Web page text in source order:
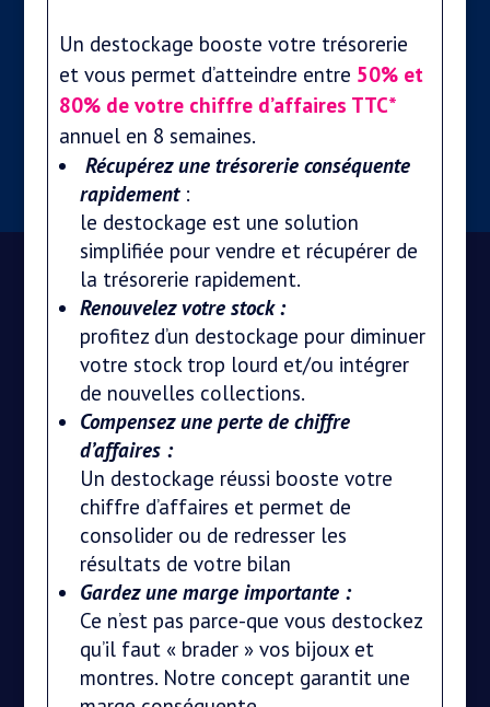
Un destockage booste votre trésorerie
et vous permet d’atteindre entre 50% et
80% de votre chiffre d’affaires TTC*
annuel en 8 semaines.
Récupérez une trésorerie conséquente
rapidement:
le destockage est une solution
simplifiée pour vendre et récupérer de
la trésorerie rapidement.
Renouvelez votre stock :
profitez d’un destockage pour diminuer
votre stock trop lourd et/ou intégrer
de nouvelles collections.
Compensez une perte de chiffre
d’affaires :
Un destockage réussi booste votre
chiffre d’affaires et permet de
consolider ou de redresser les
résultats de votre bilan
Gardez une marge importante :
Ce n’est pas parce-que vous destockez
qu’il faut « brader » vos bijoux et
montres. Notre concept garantit une